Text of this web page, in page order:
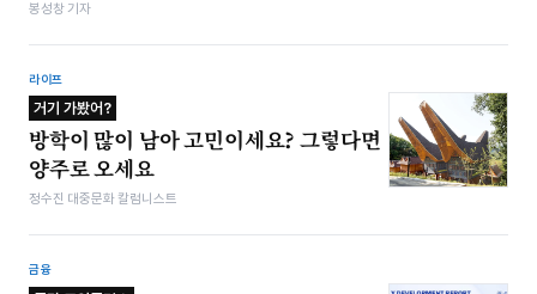
봉성창 기자
라이프
거기 가봤어?
방학이 많이 남아 고민이세요? 그렇다면
양주로 오세요
정수진 대중문화 칼럼니스트
금융